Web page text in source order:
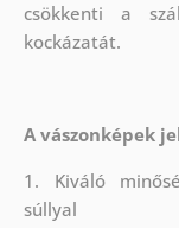
csökkenti a
kockázatát.
A vászonképek
1. Kiváló
súllyal